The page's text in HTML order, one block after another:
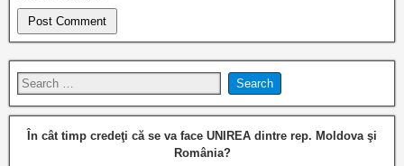
În cât timp credeţi că se va face UNIREA dintre rep. Moldova şi
România?